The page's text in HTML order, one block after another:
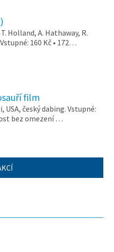
Holland, A. Hathaway, R.
160 Kč • 172…
film
český dabing. Vstupné:
bez omezení …